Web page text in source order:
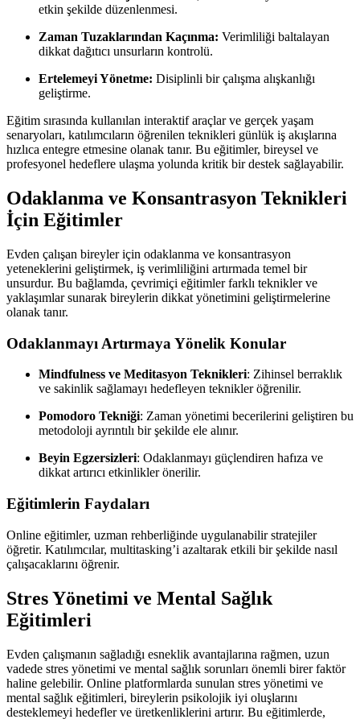
etkin şekilde düzenlenmesi.
Zaman Tuzaklarından Kaçınma: Verimliliği baltalayan
dikkat dağıtıcı unsurların kontrolü.
Ertelemeyi Yönetme: Disiplinli bir çalışma alışkanlığı
geliştirme.
Eğitim sırasında kullanılan interaktif araçlar ve gerçek yaşam
senaryoları, katılımcıların öğrenilen teknikleri günlük iş akışlarına
hızlıca entegre etmesine olanak tanır. Bu eğitimler, bireysel ve
profesyonel hedeflere ulaşma yolunda kritik bir destek sağlayabilir.
Odaklanma ve Konsantrasyon Teknikleri
İçin Eğitimler
Evden çalışan bireyler için odaklanma ve konsantrasyon
yeteneklerini geliştirmek, iş verimliliğini artırmada temel bir
unsurdur. Bu bağlamda, çevrimiçi eğitimler farklı teknikler ve
yaklaşımlar sunarak bireylerin dikkat yönetimini geliştirmelerine
olanak tanır.
Odaklanmayı Artırmaya Yönelik Konular
Mindfulness ve Meditasyon Teknikleri: Zihinsel berraklık
ve sakinlik sağlamayı hedefleyen teknikler öğrenilir.
Pomodoro Tekniği: Zaman yönetimi becerilerini geliştiren bu
metodoloji ayrıntılı bir şekilde ele alınır.
Beyin Egzersizleri: Odaklanmayı güçlendiren hafıza ve
dikkat artırıcı etkinlikler önerilir.
Eğitimlerin Faydaları
Online eğitimler, uzman rehberliğinde uygulanabilir stratejiler
öğretir. Katılımcılar, multitasking’i azaltarak etkili bir şekilde nasıl
çalışacaklarını öğrenir.
Stres Yönetimi ve Mental Sağlık
Eğitimleri
Evden çalışmanın sağladığı esneklik avantajlarına rağmen, uzun
vadede stres yönetimi ve mental sağlık sorunları önemli birer faktör
haline gelebilir. Online platformlarda sunulan stres yönetimi ve
mental sağlık eğitimleri, bireylerin psikolojik iyi oluşlarını
desteklemeyi hedefler ve üretkenliklerini artırır. Bu eğitimlerde,